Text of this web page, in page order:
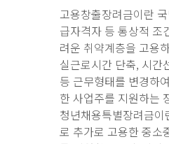
고용창출장려금이란
급자격자 등 통상적 조
려운 취약계층을 고용
실근로시간 단축, 시간
등 근무형태를 변경하
한 사업주를 지원하는
청년채용특별장려금
로 추가로 고용한 중소